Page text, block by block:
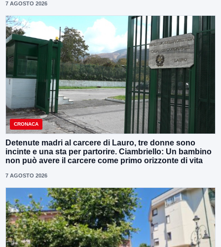
7 AGOSTO 2026
CRONACA
Detenute madri al carcere di Lauro, tre donne sono
incinte e una sta per partorire. Ciambriello: Un bambino
non può avere il carcere come primo orizzonte di vita
7 AGOSTO 2026